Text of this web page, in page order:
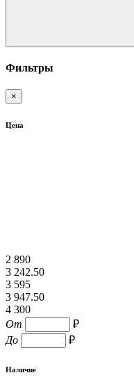
Фильтры
×
Цена
2 890
3 242.50
3 595
3 947.50
4 300
От
₽
До
₽
Наличие